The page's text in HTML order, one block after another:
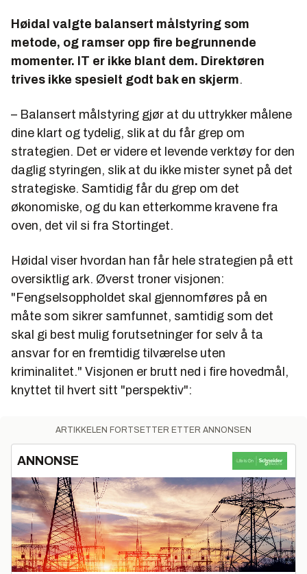
Høidal valgte balansert målstyring som
metode, og ramser opp fire begrunnende
momenter. IT er ikke blant dem. Direktøren
trives ikke spesielt godt bak en skjerm.
– Balansert målstyring gjør at du uttrykker målene
dine klart og tydelig, slik at du får grep om
strategien. Det er videre et levende verktøy for den
daglig styringen, slik at du ikke mister synet på det
strategiske. Samtidig får du grep om det
økonomiske, og du kan etterkomme kravene fra
oven, det vil si fra Stortinget.
Høidal viser hvordan han får hele strategien på ett
oversiktlig ark. Øverst troner visjonen:
"Fengselsoppholdet skal gjennomføres på en
måte som sikrer samfunnet, samtidig som det
skal gi best mulig forutsetninger for selv å ta
ansvar for en fremtidig tilværelse uten
kriminalitet." Visjonen er brutt ned i fire hovedmål,
knyttet til hvert sitt "perspektiv":
ARTIKKELEN FORTSETTER ETTER ANNONSEN
ANNONSE